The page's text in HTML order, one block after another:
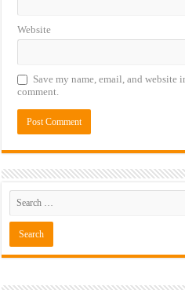
Website
Save my name, email, and
comment.